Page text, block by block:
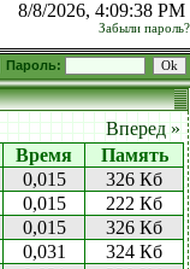
8/8/2026, 4:09:38 PM
Забыли пароль?
Пароль:
Вперед »
Время
Память
0,015
326 Кб
0,015
222 Кб
0,015
326 Кб
0,031
324 Кб